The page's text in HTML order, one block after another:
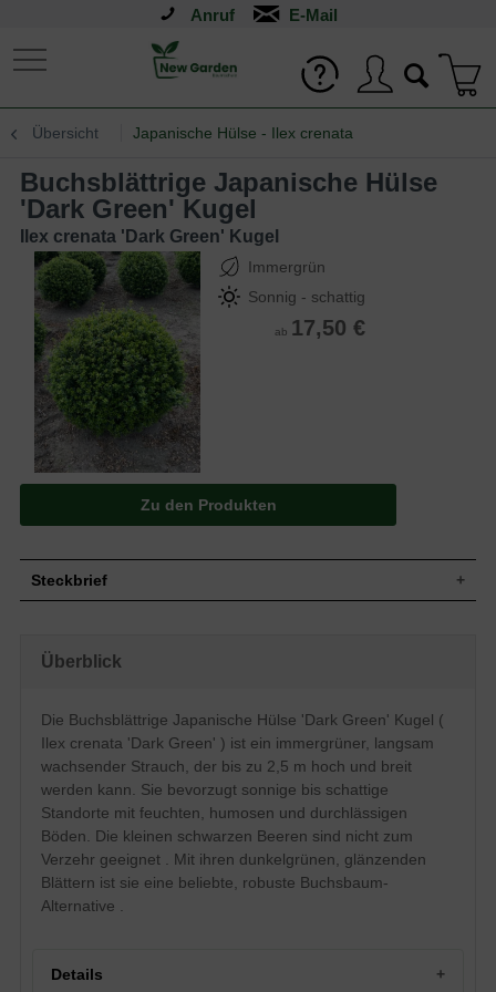
Anruf
Übersicht Japanische Hülse - Ilex crenata
Buchsblättrige Japanische Hülse
'Dark Green' Kugel
Ilex crenata 'Dark Green' Kugel
Immergrün
Sonnig - schattig
ab 17,50 €
Zu den Produkten
Steckbrief
Immergrün, wechselständig, oval lanzettlich,
dunkelgrün und leicht glänzend, ca. 2 cm
Frucht
Kleine schwarze kugelige Beeren, nicht zum
Verzehr geeignet
Blüte
Cremeweiß
Blütezeit
Mai - Juni
Boden
Relativ anspruchslos, bevorzugt feuchte,
nahrhafte, humose und durchlässige Böden,
Überblick
Die Buchsblättrige Japanische Hülse 'Dark Green' Kugel (
Ilex crenata 'Dark Green' ) ist ein immergrüner, langsam
wachsender Strauch, der bis zu 2,5 m hoch und breit
werden kann. Sie bevorzugt sonnige bis schattige
Standorte mit feuchten, humosen und durchlässigen
Böden. Die kleinen schwarzen Beeren sind nicht zum
Verzehr geeignet . Mit ihren dunkelgrünen, glänzenden
Blättern ist sie eine beliebte, robuste Buchsbaum-
Alternative .
Details